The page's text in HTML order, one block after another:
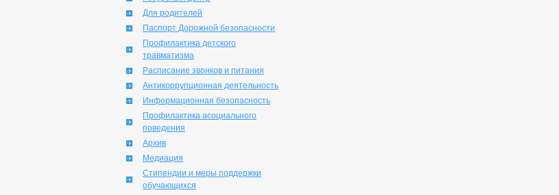
Для родителей
Паспорт Дорожной безопасности
Профилактика детского
травматизма
Расписание звонков и питания
Антикоррупционная деятельность
Информационная безопасность
Профилактика асоциального
поведения
Архив
Медиация
Стипендии и меры поддержки
обучающихся